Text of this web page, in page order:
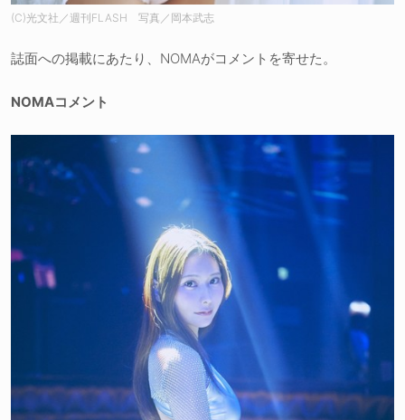
(C)光文社／週刊FLASH 写真／岡本武志
誌面への掲載にあたり、NOMAがコメントを寄せた。
NOMAコメント